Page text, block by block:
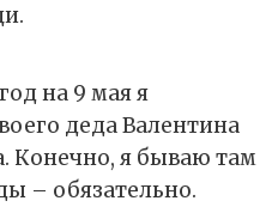
на 9 мая я
деда Валентина
Конечно, я бываю там
– обязательно.